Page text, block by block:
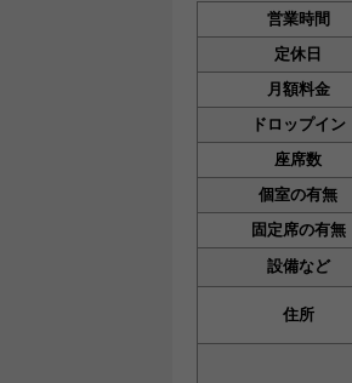
営業時間
定休日
月額料金
ドロップイン
座席数
個室の有無
固定席の有無
設備など
住所